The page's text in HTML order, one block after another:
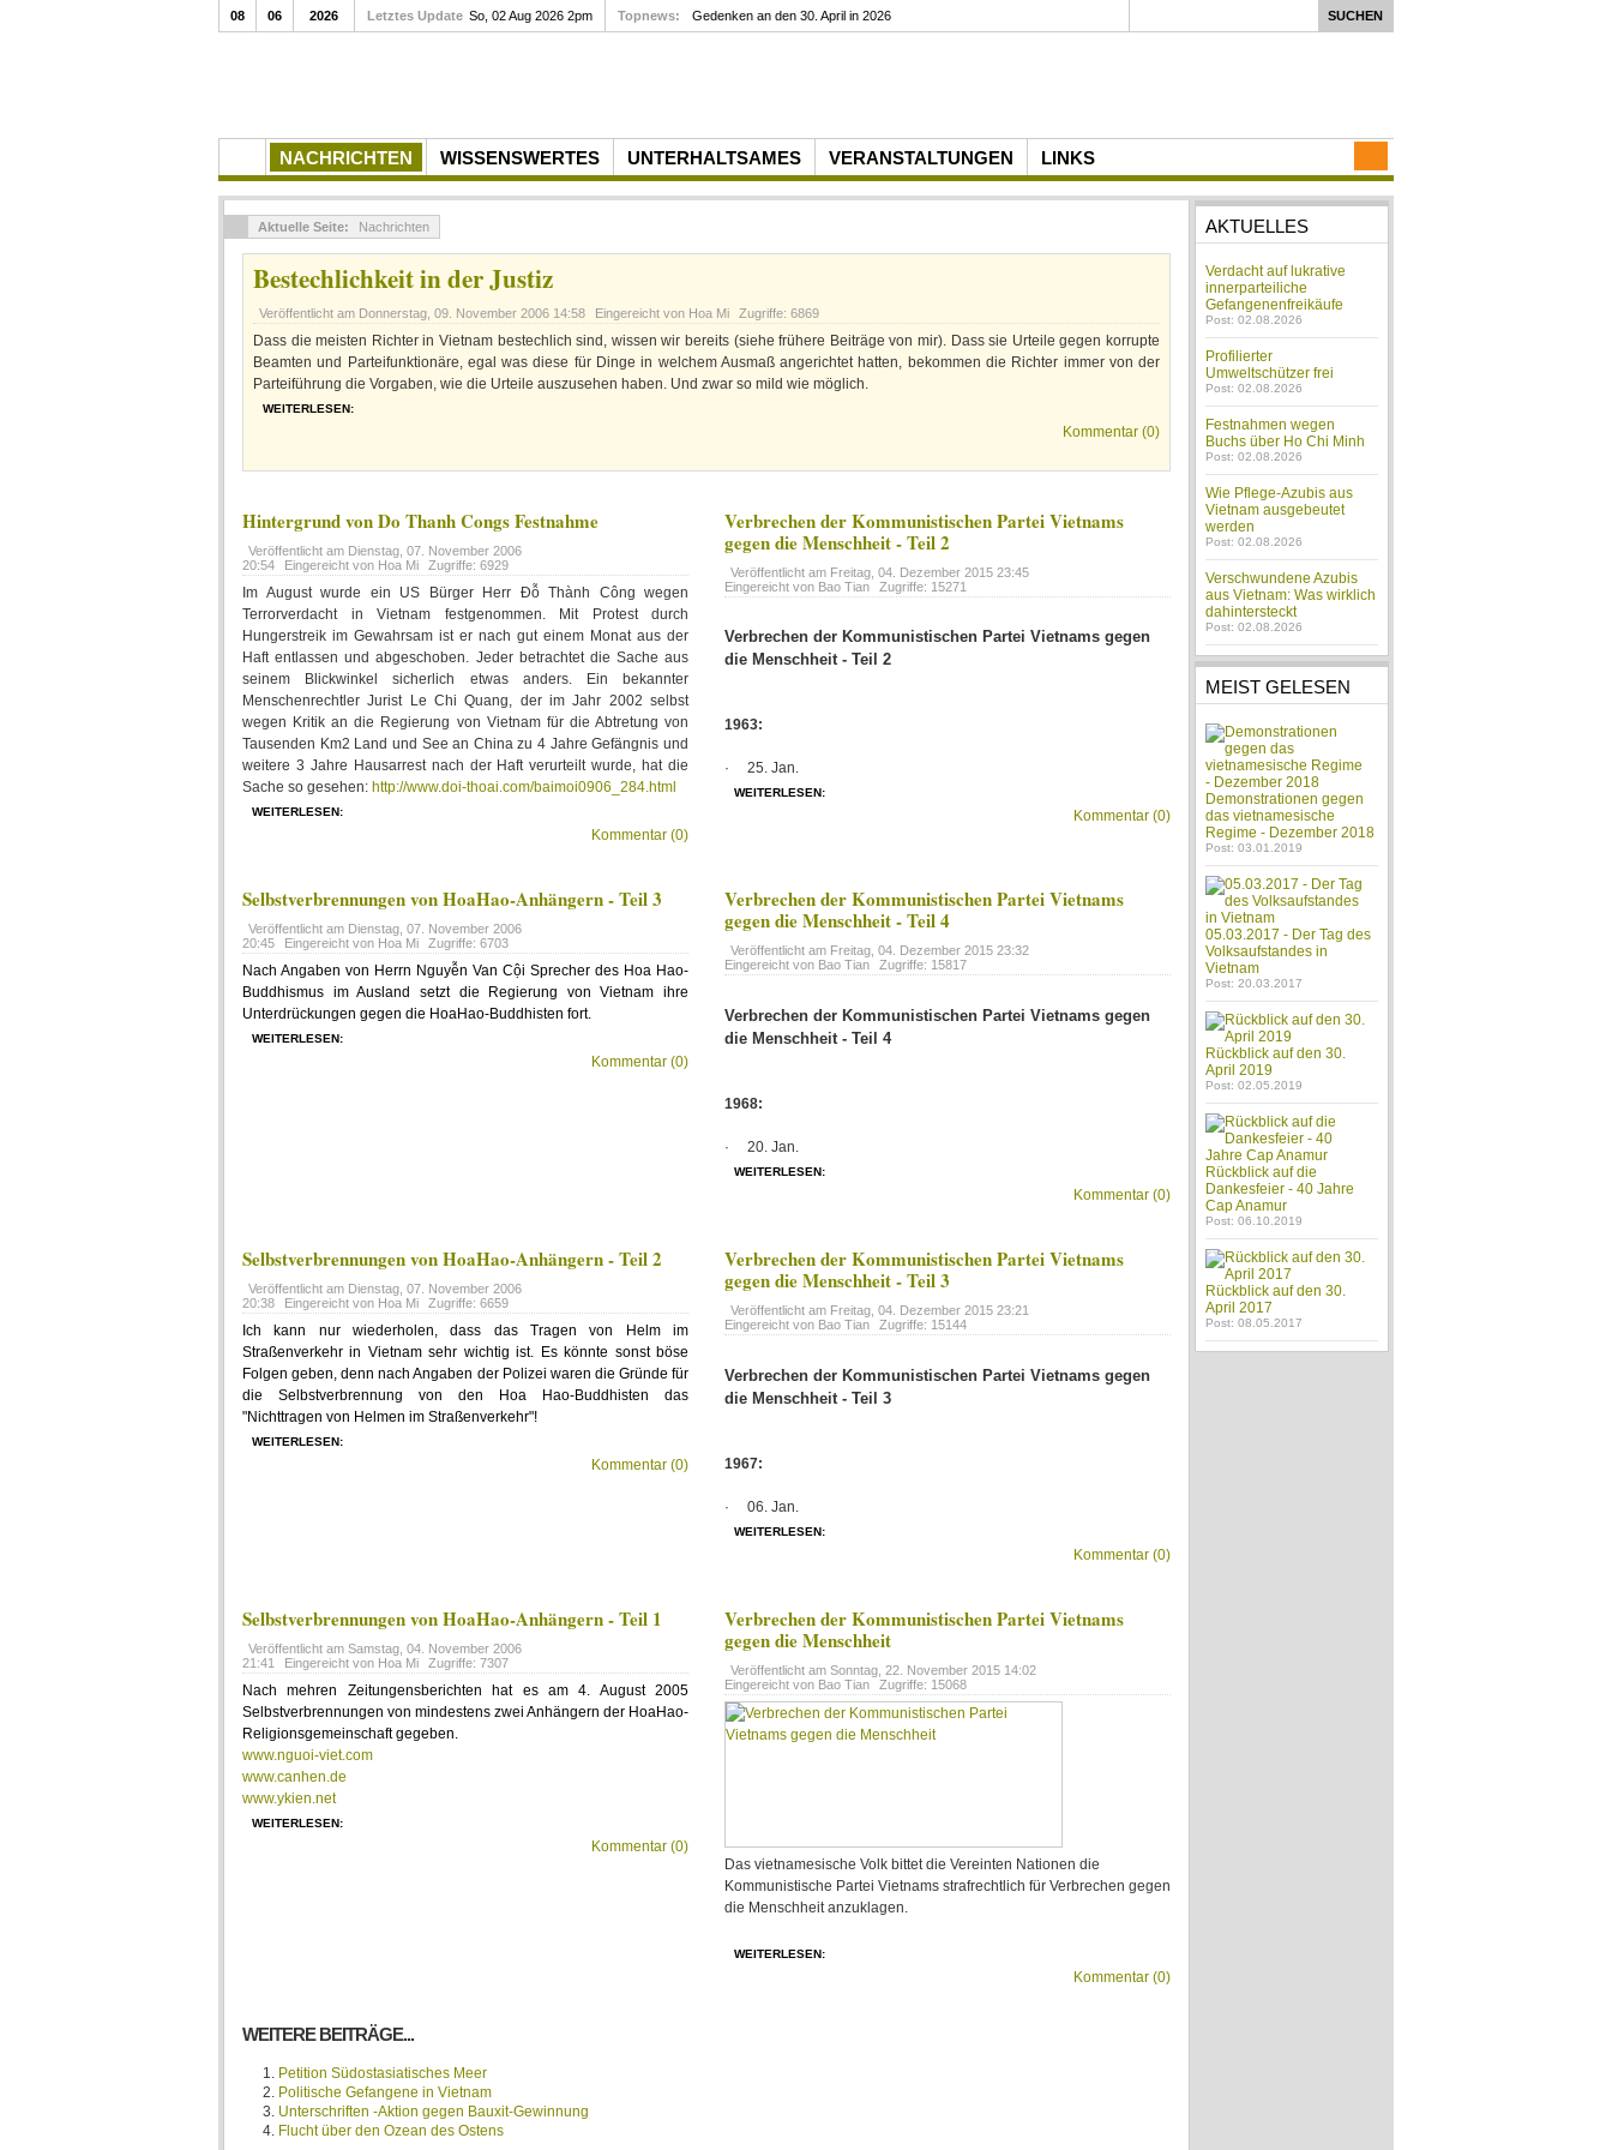
NACHRICHTEN WISSENSWERTES UNTERHALTSAMES VERANSTALTUNGEN LINKS
08 06 2026 Letztes Update So, 02 Aug 2026 2pm Topnews: Gedenken an den 30. April in 2026
Aktuelle Seite: Nachrichten
Bestechlichkeit in der Justiz
Veröffentlicht am Donnerstag, 09. November 2006 14:58 Eingereicht von Hoa Mi Zugriffe: 6869
Dass die meisten Richter in Vietnam bestechlich sind, wissen wir bereits (siehe frühere Beiträge von mir). Dass sie Urteile gegen korrupte
Beamten und Parteifunktionäre, egal was diese für Dinge in welchem Ausmaß angerichtet hatten, bekommen die Richter immer von der
Parteiführung die Vorgaben, wie die Urteile auszusehen haben. Und zwar so mild wie möglich.
WEITERLESEN:
Kommentar (0)
Hintergrund von Do Thanh Congs Festnahme
Veröffentlicht am Dienstag, 07. November 2006
20:54
Eingereicht von Hoa Mi Zugriffe: 6929
Im August wurde ein US Bürger Herr Đỗ Thành Công wegen
Terrorverdacht in Vietnam festgenommen. Mit Protest durch
Hungerstreik im Gewahrsam ist er nach gut einem Monat aus der
Haft entlassen und abgeschoben. Jeder betrachtet die Sache aus
seinem Blickwinkel sicherlich etwas anders. Ein bekannter
Menschenrechtler Jurist Le Chi Quang, der im Jahr 2002 selbst
wegen Kritik an die Regierung von Vietnam für die Abtretung von
Tausenden Km2 Land und See an China zu 4 Jahre Gefängnis und
weitere 3 Jahre Hausarrest nach der Haft verurteilt wurde, hat die
Sache so gesehen: http://www.doi-thoai.com/baimoi0906_284.html
WEITERLESEN:
Kommentar (0)
Verbrechen der Kommunistischen Partei Vietnams
gegen die Menschheit - Teil 2
Veröffentlicht am Freitag, 04. Dezember 2015 23:45
Eingereicht von Bao Tian
Zugriffe: 15271
Verbrechen der Kommunistischen Partei Vietnams gegen
die Menschheit - Teil 2
1963:
· 25. Jan.
WEITERLESEN:
Kommentar (0)
Selbstverbrennungen von HoaHao-Anhängern - Teil 3
Veröffentlicht am Dienstag, 07. November 2006
20:45
Eingereicht von Hoa Mi Zugriffe: 6703
Nach Angaben von Herrn Nguyễn Van Cội Sprecher des Hoa Hao-
Buddhismus im Ausland setzt die Regierung von Vietnam ihre
Unterdrückungen gegen die HoaHao-Buddhisten fort.
WEITERLESEN:
Kommentar (0)
Verbrechen der Kommunistischen Partei Vietnams
gegen die Menschheit - Teil 4
Veröffentlicht am Freitag, 04. Dezember 2015 23:32
Eingereicht von Bao Tian
Zugriffe: 15817
Verbrechen der Kommunistischen Partei Vietnams gegen
die Menschheit - Teil 4
1968:
· 20. Jan.
WEITERLESEN:
Kommentar (0)
Selbstverbrennungen von HoaHao-Anhängern - Teil 2
Veröffentlicht am Dienstag, 07. November 2006
20:38
Eingereicht von Hoa Mi Zugriffe: 6659
Ich kann nur wiederholen, dass das Tragen von Helm im
Straßenverkehr in Vietnam sehr wichtig ist. Es könnte sonst böse
Folgen geben, denn nach Angaben der Polizei waren die Gründe für
die Selbstverbrennung von den Hoa Hao-Buddhisten das
"Nichttragen von Helmen im Straßenverkehr"!
WEITERLESEN:
Kommentar (0)
Verbrechen der Kommunistischen Partei Vietnams
gegen die Menschheit - Teil 3
Veröffentlicht am Freitag, 04. Dezember 2015 23:21
Eingereicht von Bao Tian
Zugriffe: 15144
Verbrechen der Kommunistischen Partei Vietnams gegen
die Menschheit - Teil 3
1967:
· 06. Jan.
WEITERLESEN:
Kommentar (0)
Selbstverbrennungen von HoaHao-Anhängern - Teil 1
Veröffentlicht am Samstag, 04. November 2006
21:41
Eingereicht von Hoa Mi Zugriffe: 7307
Nach mehren Zeitungensberichten hat es am 4. August 2005
Selbstverbrennungen von mindestens zwei Anhängern der HoaHao-
Religionsgemeinschaft gegeben.
www.nguoi-viet.com
www.canhen.de
www.ykien.net
WEITERLESEN:
Kommentar (0)
Verbrechen der Kommunistischen Partei Vietnams
gegen die Menschheit
Veröffentlicht amSonntag, 22. November 2015 14:02
Eingereicht von Bao Tian
Zugriffe: 15068
Das vietnamesische Volk bittet die Vereinten Nationen die
Kommunistische Partei Vietnams strafrechtlich für Verbrechen gegen
die Menschheit anzuklagen.
WEITERLESEN:
Kommentar (0)
WEITERE BEITRÄGE...
Petition Südostasiatisches Meer
Politische Gefangene in Vietnam
Unterschriften -Aktion gegen Bauxit-Gewinnung
Flucht über den Ozean des Ostens
AKTUELLES
Verdacht auf lukrative
innerparteiliche
Gefangenenfreikäufe
Post: 02.08.2026
Profilierter
Umweltschützer frei
Post: 02.08.2026
Festnahmen wegen
Buchs über Ho Chi Minh
Post: 02.08.2026
Wie Pflege-Azubis aus
Vietnam ausgebeutet
werden
Post: 02.08.2026
Verschwundene Azubis
aus Vietnam: Was wirklich
dahintersteckt
Post: 02.08.2026
MEIST GELESEN
Demonstrationen gegen
das vietnamesische
Regime - Dezember 2018
Post: 03.01.2019
05.03.2017 - Der Tag des
Volksaufstandes in
Vietnam
Post: 20.03.2017
Rückblick auf den 30.
April 2019
Post: 02.05.2019
Rückblick auf die
Dankesfeier - 40 Jahre
Cap Anamur
Post: 06.10.2019
Rückblick auf den 30.
April 2017
Post: 08.05.2017